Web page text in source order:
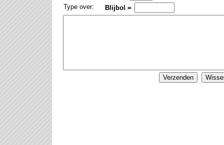
Type over:
Blijbol =